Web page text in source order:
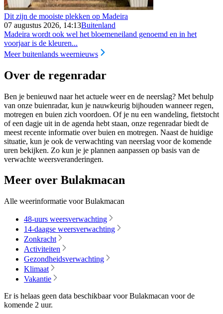
Dit zijn de mooiste plekken op Madeira
07 augustus 2026, 14:13Buitenland
Madeira wordt ook wel het bloemeneiland genoemd en in het
voorjaar is de kleuren...
Meer buitenlands weernieuws
Over de regenradar
Ben je benieuwd naar het actuele weer en de neerslag? Met behulp
van onze buienradar, kun je nauwkeurig bijhouden wanneer regen,
motregen en buien zich voordoen. Of je nu een wandeling, fietstocht
of een dagje uit in de agenda hebt staan, onze regenradar biedt de
meest recente informatie over buien en motregen. Naast de huidige
situatie, kun je ook de verwachting van neerslag voor de komende
uren bekijken. Zo kun je je plannen aanpassen op basis van de
verwachte weersveranderingen.
Meer over Bulakmacan
Alle weerinformatie voor Bulakmacan
48-uurs weersverwachting
14-daagse weersverwachting
Zonkracht
Activiteiten
Gezondheidsverwachting
Klimaat
Vakantie
Er is helaas geen data beschikbaar voor Bulakmacan voor de
komende 2 uur.